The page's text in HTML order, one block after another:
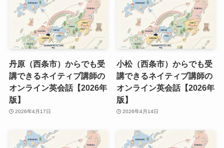
丹原（西条市）からでも受
講できるネイティブ講師の
オンライン英会話【2026年
版】
2026年4月17日
小松（西条市）からでも受
講できるネイティブ講師の
オンライン英会話【2026年
版】
2026年4月14日